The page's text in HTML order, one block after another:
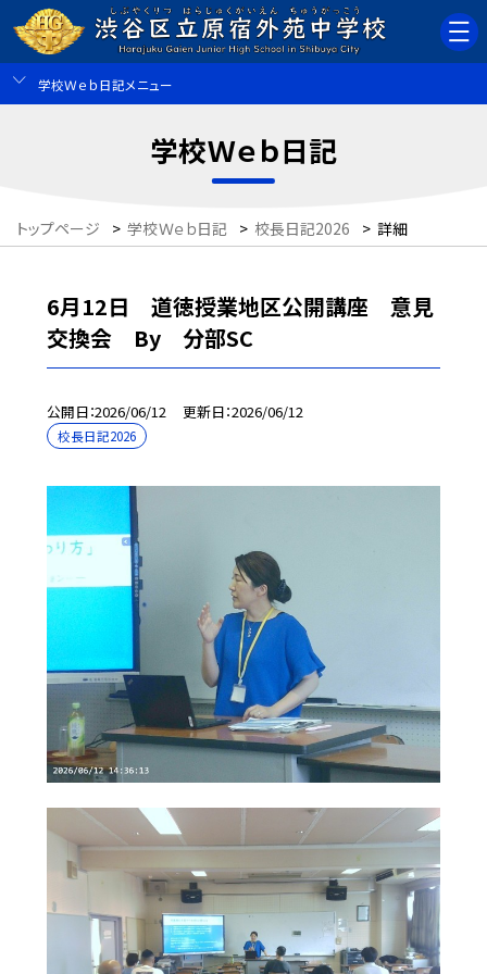
学校Ｗｅｂ日記メニュー
学校Ｗｅｂ日記
トップページ > 学校Ｗｅｂ日記 > 校長日記2026 > 詳細
6月12日 道徳授業地区公開講座 意見
交換会 By 分部SC
公開日 2026/06/12 更新日 2026/06/12
校長日記2026